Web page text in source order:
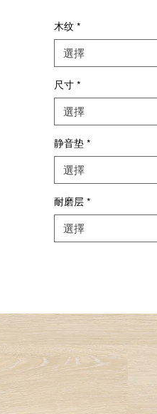
木纹 *
選擇
尺寸 *
選擇
静音垫 *
選擇
耐磨层 *
選擇